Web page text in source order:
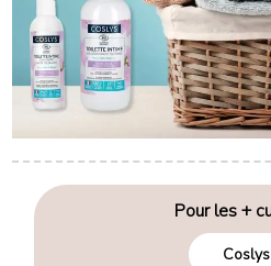
Pour les +
Coslys